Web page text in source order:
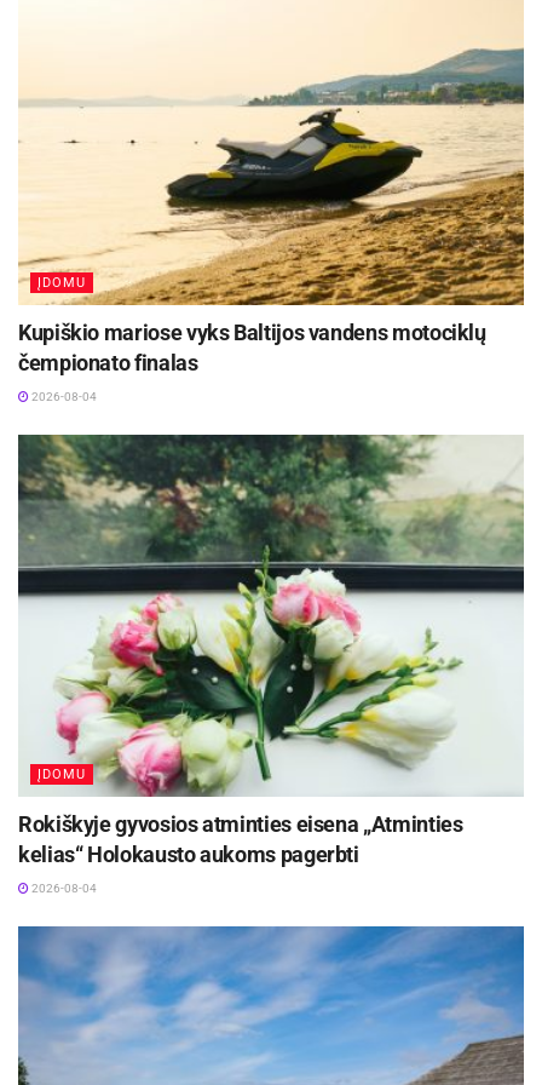
ĮDOMU
Kupiškio mariose vyks Baltijos vandens motociklų
čempionato finalas
2026-08-04
ĮDOMU
Rokiškyje gyvosios atminties eisena „Atminties
kelias“ Holokausto aukoms pagerbti
2026-08-04